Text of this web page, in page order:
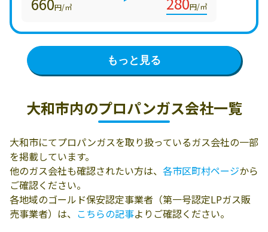
円/㎥ 円/㎥
もっと見る
大和市内のプロパンガス会社一覧
大和市にてプロパンガスを取り扱っているガス会社の一部
を掲載しています。
他のガス会社も確認されたい方は、 各市区町村ページから
ご確認ください。
各地域のゴールド保安認定事業者（第一号認定LPガス販
売事業者）は、 こちらの記事よりご確認ください。